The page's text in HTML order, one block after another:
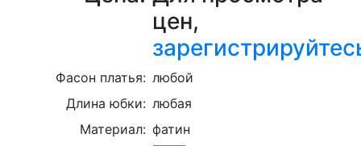
цен,
Фасон платья: любой
Длина юбки: любая
Материал: фатин